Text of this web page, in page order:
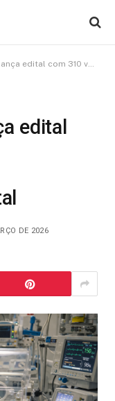
para especialização em enfermagem neonatal
edital
DE 2026